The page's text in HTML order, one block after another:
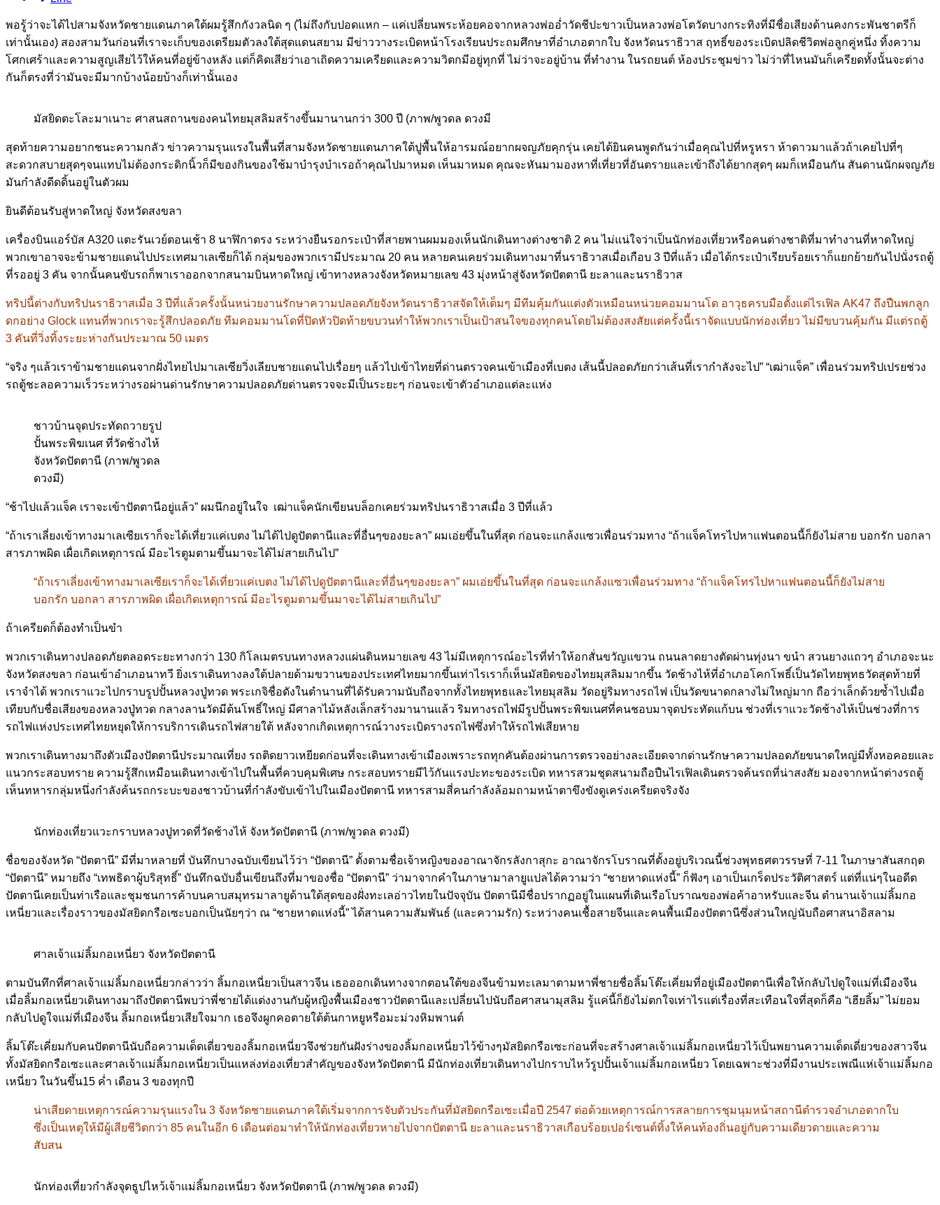
พอรู้ว่าจะได้ไปสามจังหวัดชายแดนภาคใต้ผมรู้สึกกังวลนิด ๆ (ไม่ถึงกับปอดแหก – แค่เปลี่ยนพระห้อยคอจากหลวงพ่ออ่ำวัดชีปะขาวเป็นหลวงพ่อโตวัดบางกระทิงที่มีชื่อเสียงด้านคงกระพันชาตรีก็
เท่านั้นเอง) สองสามวันก่อนที่เราจะเก็บของเตรียมตัวลงใต้สุดแดนสยาม มีข่าววางระเบิดหน้าโรงเรียนประถมศึกษาที่อำเภอตากใบ จังหวัดนราธิวาส ฤทธิ์ของระเบิดปลิดชีวิตพ่อลูกคู่หนึ่ง ทิ้งความ
โศกเศร้าและความสูญเสียไว้ให้คนที่อยู่ข้างหลัง แต่ก็คิดเสียว่าเอาเถิดความเครียดและความวิตกมีอยู่ทุกที่ ไม่ว่าจะอยู่บ้าน ที่ทำงาน ในรถยนต์ ห้องประชุมข่าว ไม่ว่าที่ไหนมันก็เครียดทั้งนั้นจะต่าง
กันก็ตรงที่ว่ามันจะมีมากบ้างน้อยบ้างก็เท่านั้นเอง
มัสยิดตะโละมาเนาะ ศาสนสถานของคนไทยมุสลิมสร้างขึ้นมานานกว่า 300 ปี (ภาพ/พูวดล ดวงมี
สุดท้ายความอยากชนะความกลัว ข่าวความรุนแรงในพื้นที่สามจังหวัดชายแดนภาคใต้ปูพื้นให้อารมณ์อยากผจญภัยคุกรุ่น เคยได้ยินคนพูดกันว่าเมื่อคุณไปที่หรูหรา ห้าดาวมาแล้วถ้าเคยไปที่ๆ
สะดวกสบายสุดๆจนแทบไม่ต้องกระดิกนิ้วก็มีของกินของใช้มาบำรุงบำเรอถ้าคุณไปมาหมด เห็นมาหมด คุณจะหันมามองหาที่เที่ยวที่อันตรายและเข้าถึงได้ยากสุดๆ ผมก็เหมือนกัน สันดานนักผจญภัย
มันกำลังดีดดิ้นอยู่ในตัวผม
ยินดีต้อนรับสู่หาดใหญ่ จังหวัดสงขลา
เครื่องบินแอร์บัส A320 แตะรันเวย์ตอนเช้า 8 นาฬิกาตรง ระหว่างยืนรอกระเป๋าที่สายพานผมมองเห็นนักเดินทางต่างชาติ 2 คน ไม่แน่ใจว่าเป็นนักท่องเที่ยวหรือคนต่างชาติที่มาทำงานที่หาดใหญ่
พวกเขาอาจจะข้ามชายแดนไปประเทศมาเลเซียก็ได้ กลุ่มของพวกเรามีประมาณ 20 คน หลายคนเคยร่วมเดินทางมาที่นราธิวาสเมื่อเกือบ 3 ปีที่แล้ว เมื่อได้กระเป๋าเรียบร้อยเราก็แยกย้ายกันไปนั่งรถตู้
ที่รออยู่ 3 คัน จากนั้นคนขับรถก็พาเราออกจากสนามบินหาดใหญ่ เข้าทางหลวงจังหวัดหมายเลข 43 มุ่งหน้าสู่จังหวัดปัตตานี ยะลาและนราธิวาส
ทริปนี้ต่างกับทริปนราธิวาสเมื่อ 3 ปีที่แล้วครั้งนั้นหน่วยงานรักษาความปลอดภัยจังหวัดนราธิวาสจัดให้เต็มๆ มีทีมคุ้มกันแต่งตัวเหมือนหน่วยคอมมานโด อาวุธครบมือตั้งแต่ไรเฟิล AK47 ถึงปืนพกลูก
ดกอย่าง Glock แทนที่พวกเราจะรู้สึกปลอดภัย ทีมคอมมานโดที่ปิดหัวปิดท้ายขบวนทำให้พวกเราเป็นเป้าสนใจของทุกคนโดยไม่ต้องสงสัยแต่ครั้งนี้เราจัดแบบนักท่องเที่ยว ไม่มีขบวนคุ้มกัน มีแต่รถตู้
3 คันที่วิ่งทิ้งระยะห่างกันประมาณ 50 เมตร
“จริง ๆแล้วเราข้ามชายแดนจากฝั่งไทยไปมาเลเซียวิ่งเลียบชายแดนไปเรื่อยๆ แล้วไปเข้าไทยที่ด่านตรวจคนเข้าเมืองที่เบตง เส้นนี้ปลอดภัยกว่าเส้นที่เรากำลังจะไป” “เฒ่าแจ็ค” เพื่อนร่วมทริปเปรยช่วง
รถตู้ชะลอความเร็วระหว่างรอผ่านด่านรักษาความปลอดภัยด่านตรวจจะมีเป็นระยะๆ ก่อนจะเข้าตัวอำเภอแต่ละแห่ง
ชาวบ้านจุดประทัดถวายรูป
ปั้นพระพิฆเนศ ที่วัดช้างไห้
จังหวัดปัตตานี (ภาพ/พูวดล
ดวงมี)
“ช้าไปแล้วแจ็ค เราจะเข้าปัตตานีอยู่แล้ว” ผมนึกอยู่ในใจ เฒ่าแจ็คนักเขียนบล็อกเคยร่วมทริปนราธิวาสเมื่อ 3 ปีที่แล้ว
“ถ้าเราเลี่ยงเข้าทางมาเลเซียเราก็จะได้เที่ยวแค่เบตง ไม่ได้ไปดูปัตตานีและที่อื่นๆของยะลา” ผมเอ่ยขึ้นในที่สุด ก่อนจะแกล้งแซวเพื่อนร่วมทาง “ถ้าแจ็คโทรไปหาแฟนตอนนี้ก็ยังไม่สาย บอกรัก บอกลา
สารภาพผิด เผื่อเกิดเหตุการณ์ มีอะไรตูมตามขึ้นมาจะได้ไม่สายเกินไป”
“ถ้าเราเลี่ยงเข้าทางมาเลเซียเราก็จะได้เที่ยวแค่เบตง ไม่ได้ไปดูปัตตานีและที่อื่นๆของยะลา” ผมเอ่ยขึ้นในที่สุด ก่อนจะแกล้งแซวเพื่อนร่วมทาง “ถ้าแจ็คโทรไปหาแฟนตอนนี้ก็ยังไม่สาย
บอกรัก บอกลา สารภาพผิด เผื่อเกิดเหตุการณ์ มีอะไรตูมตามขึ้นมาจะได้ไม่สายเกินไป”
ถ้าเครียดก็ต้องทำเป็นขำ
พวกเราเดินทางปลอดภัยตลอดระยะทางกว่า 130 กิโลเมตรบนทางหลวงแผ่นดินหมายเลข 43 ไม่มีเหตุการณ์อะไรที่ทำให้อกสั่นขวัญแขวน ถนนลาดยางตัดผ่านทุ่งนา ขนำ สวนยางแถวๆ อำเภอจะนะ
จังหวัดสงขลา ก่อนเข้าอำเภอนาทวี ยิ่งเราเดินทางลงใต้ปลายด้ามขวานของประเทศไทยมากขึ้นเท่าไรเราก็เห็นมัสยิดของไทยมุสลิมมากขึ้น วัดช้างไห้ที่อำเภอโคกโพธิ์เป็นวัดไทยพุทธวัดสุดท้ายที่
เราจำได้ พวกเราแวะไปกราบรูปปั้นหลวงปู่ทวด พระเกจิชื่อดังในตำนานที่ได้รับความนับถือจากทั้งไทยพุทธและไทยมุสลิม วัดอยู่ริมทางรถไฟ เป็นวัดขนาดกลางไม่ใหญ่มาก ถือว่าเล็กด้วยซ้ำไปเมื่อ
เทียบกับชื่อเสียงของหลวงปู่ทวด กลางลานวัดมีต้นโพธิ์ใหญ่ มีศาลาไม้หลังเล็กสร้างมานานแล้ว ริมทางรถไฟมีรูปปั้นพระพิฆเนศที่คนชอบมาจุดประทัดแก้บน ช่วงที่เราแวะวัดช้างไห้เป็นช่วงที่การ
รถไฟแห่งประเทศไทยหยุดให้การบริการเดินรถไฟสายใต้ หลังจากเกิดเหตุการณ์วางระเบิดรางรถไฟซึ่งทำให้รถไฟเสียหาย
พวกเราเดินทางมาถึงตัวเมืองปัตตานีประมาณเที่ยง รถติดยาวเหยียดก่อนที่จะเดินทางเข้าเมืองเพราะรถทุกคันต้องผ่านการตรวจอย่างละเอียดจากด่านรักษาความปลอดภัยขนาดใหญ่มีทั้งหอคอยและ
แนวกระสอบทราย ความรู้สึกเหมือนเดินทางเข้าไปในพื้นที่ควบคุมพิเศษ กระสอบทรายมีไว้กันแรงปะทะของระเบิด ทหารสวมชุดสนามถือปืนไรเฟิลเดินตรวจค้นรถที่น่าสงสัย มองจากหน้าต่างรถตู้
เห็นทหารกลุ่มหนึ่งกำลังค้นรถกระบะของชาวบ้านที่กำลังขับเข้าไปในเมืองปัตตานี ทหารสามสี่คนกำลังล้อมถามหน้าตาขึงขังดูเคร่งเครียดจริงจัง
นักท่องเที่ยวแวะกราบหลวงปูทวดที่วัดช้างไห้ จังหวัดปัตตานี (ภาพ/พูวดล ดวงมี)
ชื่อของจังหวัด “ปัตตานี” มีที่มาหลายที่ บันทึกบางฉบับเขียนไว้ว่า “ปัตตานี” ตั้งตามชื่อเจ้าหญิงของอาณาจักรลังกาสุกะ อาณาจักรโบราณที่ตั้งอยู่บริเวณนี้ช่วงพุทธศตวรรษที่ 7-11 ในภาษาสันสกฤต
“ปัตตานี” หมายถึง “เทพธิดาผู้บริสุทธิ์” บันทึกฉบับอื่นเขียนถึงที่มาของชื่อ “ปัตตานี” ว่ามาจากคำในภาษามาลายูแปลได้ความว่า “ชายหาดแห่งนี้” ก็ฟังๆ เอาเป็นเกร็ดประวัติศาสตร์ แต่ที่แน่ๆในอดีต
ปัตตานีเคยเป็นท่าเรือและชุมชนการค้าบนคาบสมุทรมาลายูด้านใต้สุดของฝั่งทะเลอ่าวไทยในปัจจุบัน ปัตตานีมีชื่อปรากฏอยู่ในแผนที่เดินเรือโบราณของพ่อค้าอาหรับและจีน ตำนานเจ้าแม่ลิ้มกอ
เหนี่ยวและเรื่องราวของมัสยิดกรือเซะบอกเป็นนัยๆว่า ณ “ชายหาดแห่งนี้” ได้สานความสัมพันธ์ (และความรัก) ระหว่างคนเชื้อสายจีนและคนพื้นเมืองปัตตานีซึ่งส่วนใหญ่นับถือศาสนาอิสลาม
ศาลเจ้าแม่ลิ้มกอเหนี่ยว จังหวัดปัตตานี
ตามบันทึกที่ศาลเจ้าแม่ลิ้มกอเหนี่ยวกล่าวว่า ลิ้มกอเหนี่ยวเป็นสาวจีน เธอออกเดินทางจากตอนใต้ของจีนข้ามทะเลมาตามหาพี่ชายชื่อลิ้มโต๊ะเคี่ยมที่อยู่เมืองปัตตานีเพื่อให้กลับไปดูใจแม่ที่เมืองจีน
เมื่อลิ้มกอเหนี่ยวเดินทางมาถึงปัตตานีพบว่าพี่ชายได้แต่งงานกับผู้หญิงพื้นเมืองชาวปัตตานีและเปลี่ยนไปนับถือศาสนามุสลิม รู้แค่นี้ก็ยังไม่ตกใจเท่าไรแต่เรื่องที่สะเทือนใจที่สุดก็คือ “เฮียลิ้ม” ไม่ยอม
กลับไปดูใจแม่ที่เมืองจีน ลิ้มกอเหนี่ยวเสียใจมาก เธอจึงผูกคอตายใต้ต้นกาหยูหรือมะม่วงหิมพานต์
ลิ้มโต๊ะเคี่ยมกับคนปัตตานีนับถือความเด็ดเดี่ยวของลิ้มกอเหนี่ยวจึงช่วยกันฝังร่างของลิ้มกอเหนี่ยวไว้ข้างๆมัสยิดกรือเซะก่อนที่จะสร้างศาลเจ้าแม่ลิ้มกอเหนี่ยวไว้เป็นพยานความเด็ดเดี่ยวของสาวจีน
ทั้งมัสยิดกรือเซะและศาลเจ้าแม่ลิ้มกอเหนี่ยวเป็นแหล่งท่องเที่ยวสำคัญของจังหวัดปัตตานี มีนักท่องเที่ยวเดินทางไปกราบไหว้รูปปั้นเจ้าแม่ลิ้มกอเหนี่ยว โดยเฉพาะช่วงที่มีงานประเพณีแห่เจ้าแม่ลิ้มกอ
เหนี่ยว ในวันขึ้น15 ค่ำ เดือน 3 ของทุกปี
น่าเสียดายเหตุการณ์ความรุนแรงใน 3 จังหวัดชายแดนภาคใต้เริ่มจากการจับตัวประกันที่มัสยิดกรือเซะเมื่อปี 2547 ต่อด้วยเหตุการณ์การสลายการชุมนุมหน้าสถานีตำรวจอำเภอตากใบ
ซึ่งเป็นเหตุให้มีผู้เสียชีวิตกว่า 85 คนในอีก 6 เดือนต่อมาทำให้นักท่องเที่ยวหายไปจากปัตตานี ยะลาและนราธิวาสเกือบร้อยเปอร์เซนต์ทิ้งให้คนท้องถิ่นอยู่กับความเดียวดายและความ
สับสน
นักท่องเที่ยวกำลังจุดธูปไหว้เจ้าแม่ลิ้มกอเหนี่ยว จังหวัดปัตตานี (ภาพ/พูวดล ดวงมี)